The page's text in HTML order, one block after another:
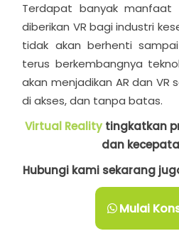
Terdapat banyak
diberikan VR bagi industri
tidak akan berhenti
terus berkembangnya
akan menjadikan AR dan VR
di akses, dan tanpa batas.
Virtual Realitytingkatkan
dan
Hubungi kami sekarang
Mulai